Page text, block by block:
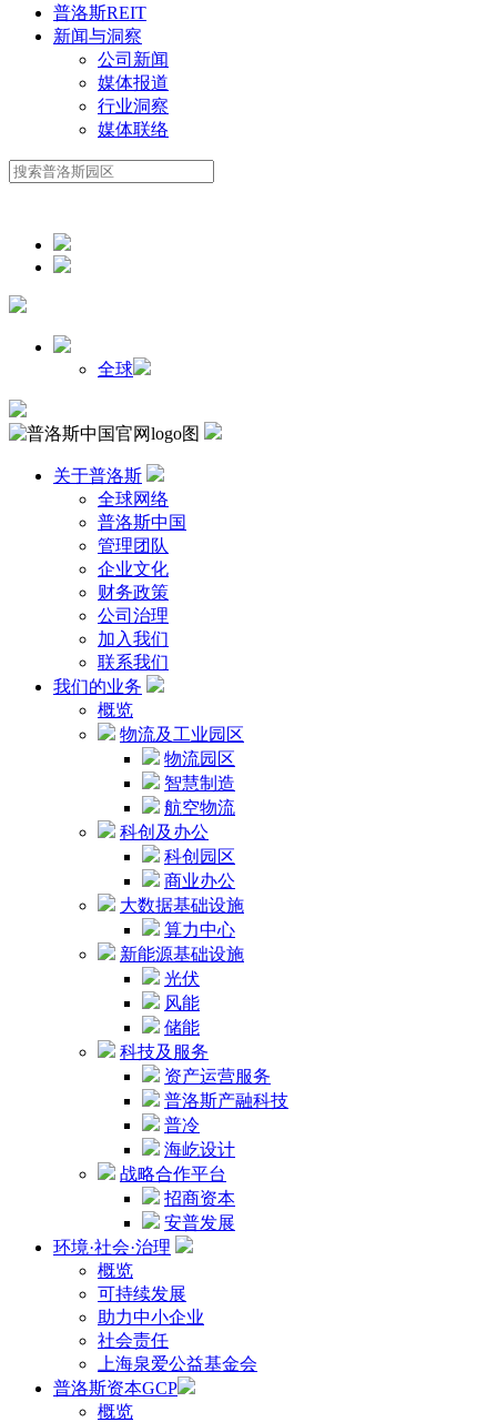
普洛斯REIT
新闻与洞察
公司新闻
媒体报道
行业洞察
媒体联络
全球
关于普洛斯
全球网络
普洛斯中国
管理团队
企业文化
财务政策
公司治理
加入我们
联系我们
我们的业务
概览
物流及工业园区
物流园区
智慧制造
航空物流
科创及办公
科创园区
商业办公
大数据基础设施
算力中心
新能源基础设施
光伏
风能
储能
科技及服务
资产运营服务
普洛斯产融科技
普冷
海屹设计
战略合作平台
招商资本
安普发展
环境·社会·治理
概览
可持续发展
助力中小企业
社会责任
上海泉爱公益基金会
普洛斯资本GCP
概览